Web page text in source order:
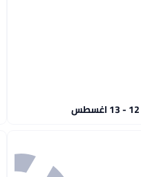
12 - 13 اغسطس